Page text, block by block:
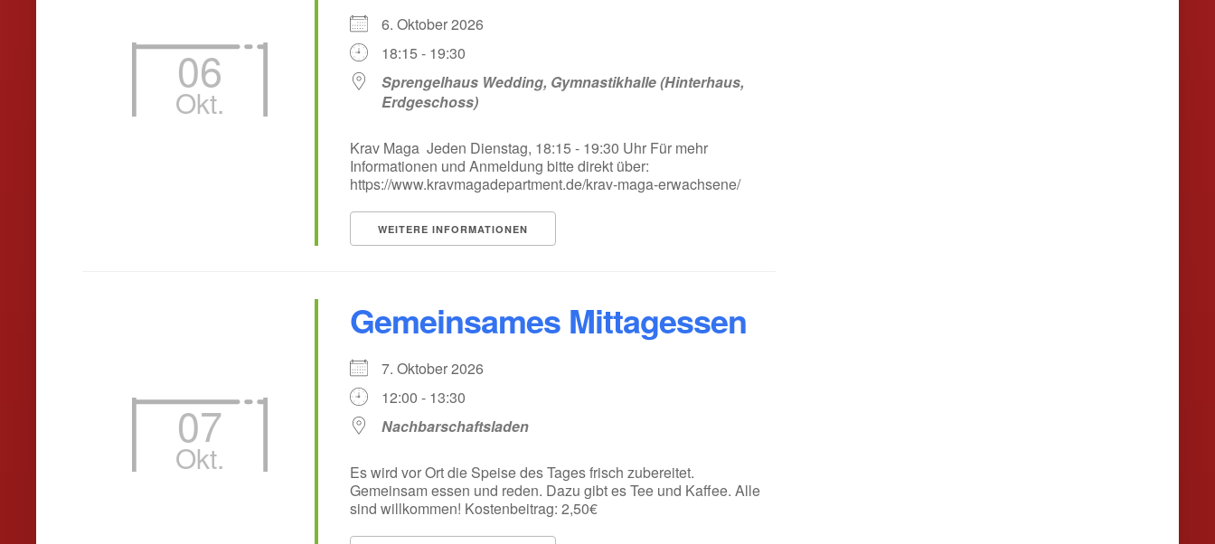
06
Okt.
6. Oktober 2026
18:15 - 19:30
Sprengelhaus Wedding, Gymnastikhalle (Hinterhaus,
Erdgeschoss)
Krav Maga Jeden Dienstag, 18:15 - 19:30 Uhr Für mehr
Informationen und Anmeldung bitte direkt über:
https://www.kravmagadepartment.de/krav-maga-erwachsene/
WEITERE INFORMATIONEN
07
Okt.
Gemeinsames Mittagessen
7. Oktober 2026
12:00 - 13:30
Nachbarschaftsladen
Es wird vor Ort die Speise des Tages frisch zubereitet.
Gemeinsam essen und reden. Dazu gibt es Tee und Kaffee. Alle
sind willkommen! Kostenbeitrag: 2,50€